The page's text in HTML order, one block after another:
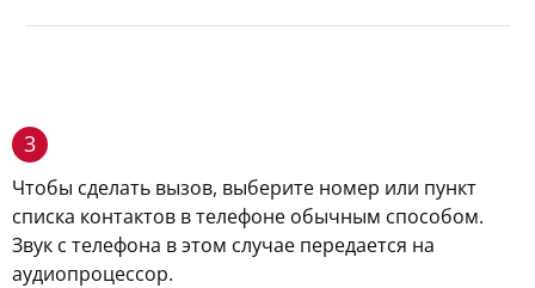
3
Чтобы сделать вызов, выберите номер или пункт
списка контактов в телефоне обычным способом.
Звук с телефона в этом случае передается на
аудиопроцессор.